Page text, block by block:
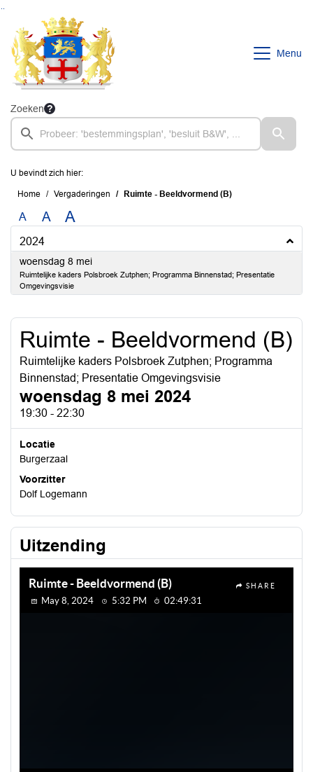
Ga naar de inhoud van deze pagina
Ga naar het zoeken
Ga naar het menu
Menu
Zoeken
U bevindt zich hier:
Home Vergaderingen Ruimte - Beeldvormend (B)
A A A
2024
woensdag 8 mei2024
Ruimtelijke kaders Polsbroek Zutphen; Programma Binnenstad; Presentatie
Omgevingsvisie
Ruimte - Beeldvormend (B)
Ruimtelijke kaders Polsbroek Zutphen; Programma
Binnenstad; Presentatie Omgevingsvisie
woensdag 8 mei 2024
19:30 - 22:30
Locatie
Burgerzaal
Voorzitter
Dolf Logemann
Uitzending